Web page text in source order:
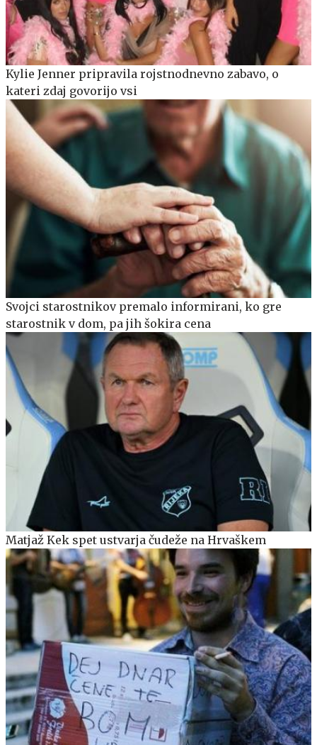
Kylie Jenner pripravila rojstnodnevno zabavo, o
kateri zdaj govorijo vsi
Svojci starostnikov premalo informirani, ko gre
starostnik v dom, pa jih šokira cena
Matjaž Kek spet ustvarja čudeže na Hrvaškem